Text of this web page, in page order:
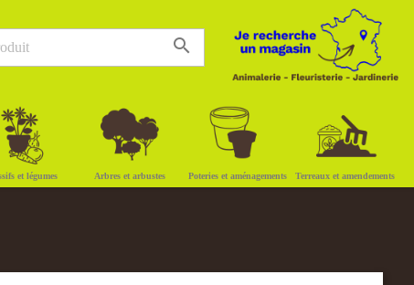
search
et légumes Arbres et arbustes Poteries et aménagements Terreaux et amendements